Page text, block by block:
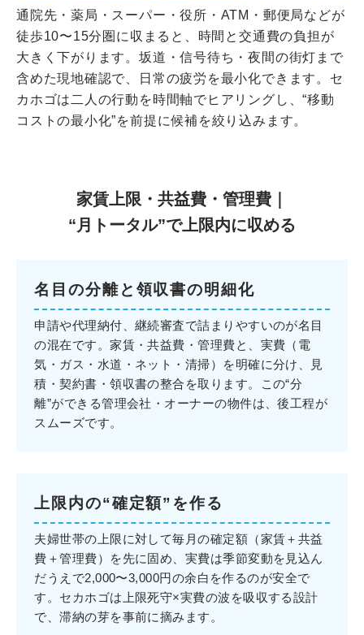
通院先・薬局・スーパー・役所・ATM・郵便局などが
徒歩10〜15分圏に収まると、時間と交通費の負担が
大きく下がります。坂道・信号待ち・夜間の街灯まで
含めた現地確認で、日常の疲労を最小化できます。セ
カホゴは二人の行動を時間軸でヒアリングし、“移動
コストの最小化”を前提に候補を絞り込みます。
家賃上限・共益費・管理費｜
“月トータル”で上限内に収める
名目の分離と領収書の明細化
申請や代理納付、継続審査で詰まりやすいのが名目
の混在です。家賃・共益費・管理費と、実費（電
気・ガス・水道・ネット・清掃）を明確に分け、見
積・契約書・領収書の整合を取ります。この“分
離”ができる管理会社・オーナーの物件は、後工程が
スムーズです。
上限内の“確定額”を作る
夫婦世帯の上限に対して毎月の確定額（家賃＋共益
費＋管理費）を先に固め、実費は季節変動を見込ん
だうえで2,000〜3,000円の余白を作るのが安全で
す。セカホゴは上限死守×実費の波を吸収する設計
で、滞納の芽を事前に摘みます。